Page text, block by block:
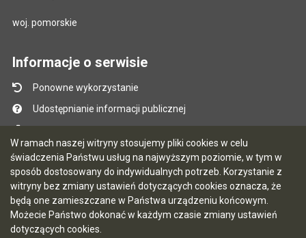
W ramach naszej witryny stosujemy pliki cookies w celu
świadczenia Państwu usług na najwyższym poziomie, w tym w
sposób dostosowany do indywidualnych potrzeb. Korzystanie z
witryny bez zmiany ustawień dotyczących cookies oznacza, że
będą one zamieszczane w Państwa urządzeniu końcowym.
Możecie Państwo dokonać w każdym czasie zmiany ustawień
dotyczących cookies.
woj. pomorskie
Informacje o serwisie
Ponowne wykorzystanie
Udostępnianie informacji publicznej
Instrukcja obsługi
Statystyki oglądalności
Ostatnio dodane
Ostatnia aktualizacja BIP: 07.08.2026 12:51